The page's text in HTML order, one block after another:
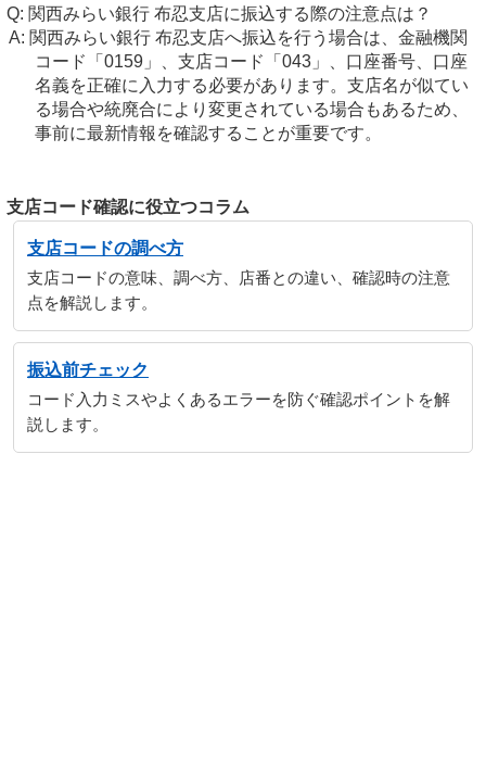
関西みらい銀行 布忍支店に振込する際の注意点は？
関西みらい銀行 布忍支店へ振込を行う場合は、金融機関
コード「0159」、支店コード「043」、口座番号、口座
名義を正確に入力する必要があります。支店名が似てい
る場合や統廃合により変更されている場合もあるため、
事前に最新情報を確認することが重要です。
支店コード確認に役立つコラム
支店コードの調べ方
支店コードの意味、調べ方、店番との違い、確認時の注意
点を解説します。
振込前チェック
コード入力ミスやよくあるエラーを防ぐ確認ポイントを解
説します。